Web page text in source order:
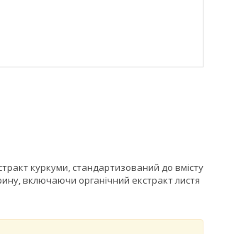
куркуми, стандартизований до вмісту
включаючи органічний екстракт листя